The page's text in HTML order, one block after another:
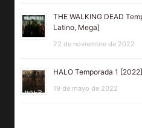
THE WALKING DEAD
Latino, Mega]
22 de noviembre de 2022
HALO Temporada 1
19 de mayo de 2022